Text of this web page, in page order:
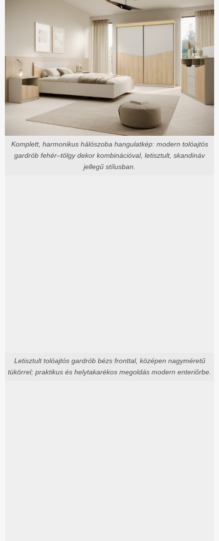
Komplett, harmonikus hálószoba hangulatkép: modern tolóajtós
gardrób fehér–tölgy dekor kombinációval, letisztult, skandináv
jellegű stílusban.
Letisztult tolóajtós gardrób bézs fronttal, középen nagyméretű
tükörrel; praktikus és helytakarékos megoldás modern enteriőrbe.